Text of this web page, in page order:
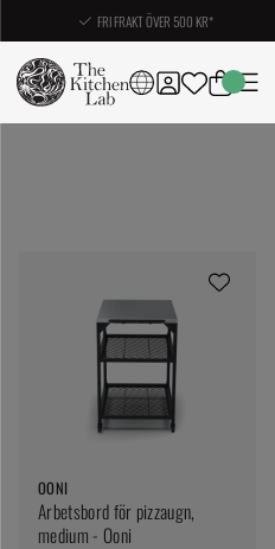
FRI FRAKT ÖVER 500 KR*
OONI
Arbetsbord för pizzaugn,
medium - Ooni